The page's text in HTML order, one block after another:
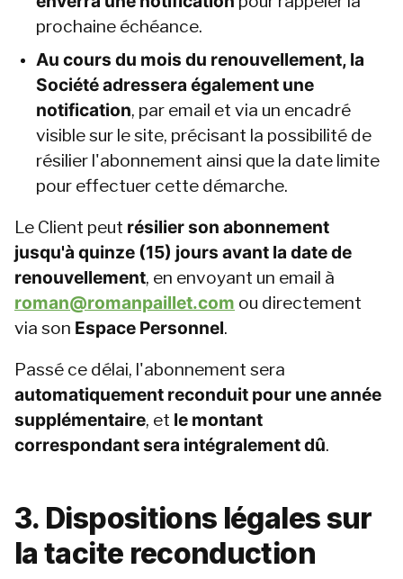
prochaine échéance.
Au cours du mois du renouvellement, la
Société adressera également une
notification, par email et via un encadré
visible sur le site, précisant la possibilité de
résilier l'abonnement ainsi que la date limite
pour effectuer cette démarche.
Le Client peut résilier son abonnement
jusqu'à quinze (15) jours avant la date de
renouvellement, en envoyant un email à
roman@romanpaillet.com ou directement
via son Espace Personnel.
Passé ce délai, l'abonnement sera
automatiquement reconduit pour une année
supplémentaire, et le montant
correspondant sera intégralement dû.
3. Dispositions légales sur
la tacite reconduction